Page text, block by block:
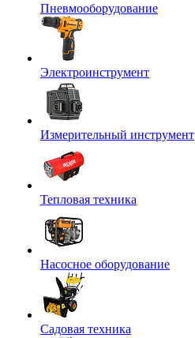
Пневмооборудование
Электроинструмент
Измерительный инструмент
Тепловая техника
Насосное оборудование
Садовая техника